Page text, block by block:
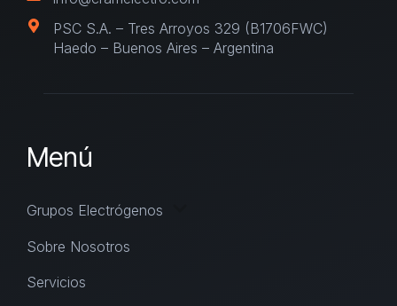
PSC S.A. – Tres Arroyos 329 (B1706FWC)
Haedo – Buenos Aires – Argentina
Menú
Grupos Electrógenos
Sobre Nosotros
Servicios